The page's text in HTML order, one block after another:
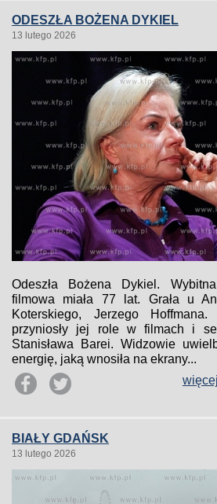
ODESZŁA BOŻENA DYKIEL
13 lutego 2026
Odeszła Bożena Dykiel.
filmowa miała 77 lat. Grała u
Koterskiego, Jerzego
przyniosły jej role w filmach i
Stanisława Barei. Widzowie
energię, jaką wnosiła na ekrany...
BIAŁY GDAŃSK
13 lutego 2026